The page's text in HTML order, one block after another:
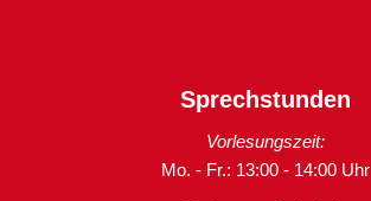
Sprechstunden
Vorlesungszeit:
Mo. - Fr.: 13:00 - 14:00 Uhr